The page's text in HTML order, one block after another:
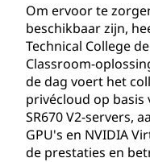
Om ervoor te
beschikbaar zijn,
Technical College
Classroom-
de dag voert het
privécloud op basis
SR670 V2-servers,
GPU's en NVIDIA
de prestaties en